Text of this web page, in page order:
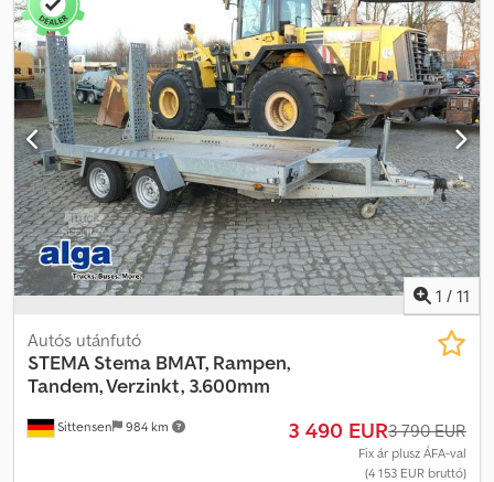
vontatórúddal, lapáttartóval, 20 cm magas hegesztett
oldalfalakkal, járható acél sárvédőkkel, oldalanként 4 rögzítési
profillal, alumínium bordáslemez padlóval, hátsó felhajtó rámpával,
"Stema/Knott" tengely(ekkel), lengéscsillapítókkal, nehéz
teherbírású támasztókerékkel, túlfutófék, kézifék. A jármű
feliratozható és/vagy reklámmal ragasztható. Cjdpfjy Nu Nlox
Abxerf SI86465 Ajánlatunk általában nem tartalmaz új TÜV vizsgát.
Amennyiben új TÜV vizsgát szeretne, partnerműhelyeink ajánlatot
készítenek Önnek. A jármű feliratozható és/vagy reklámmal
ragasztható. Általános szállítási és fizetési feltételeink érvényesek.
Szívesen készítünk finanszírozási vagy lízing ajánlatot ehhez a
járműhöz. Kérjük, keressen minket!
1 / 11
Sittensen 984 km
Autós utánfutó
STEMA Stema BMAT, Rampen,
Tandem, Verzinkt, 3.600mm
3 490 EUR3 790 EUR
Fix ár plusz ÁFA-val
(4 153 EUR bruttó)